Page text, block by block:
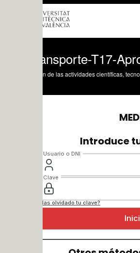
T17-Aprox
de las actividades científicas, tecnológicas y